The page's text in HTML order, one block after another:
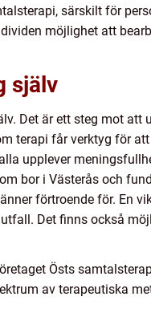
särskilt för
möjlighet att
själv
Det är ett steg mot att
terapi får verktyg för
upplever
bor i Västerås och
förtroende för. En
Det finns också
Östs
av terapeutiska